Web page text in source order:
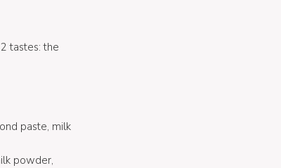
tastes: the
paste, milk
powder,